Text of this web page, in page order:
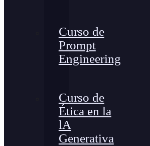
Curso de
Prompt
Engineering
Curso de
Ética en la
lA
Generativa